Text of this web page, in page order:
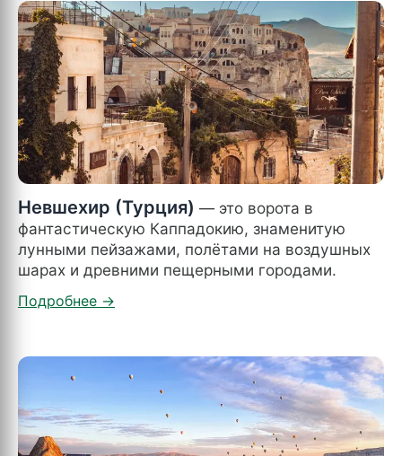
Невшехир (Турция) — это ворота в
фантастическую Каппадокию, знаменитую
лунными пейзажами, полётами на воздушных
шарах и древними пещерными городами.